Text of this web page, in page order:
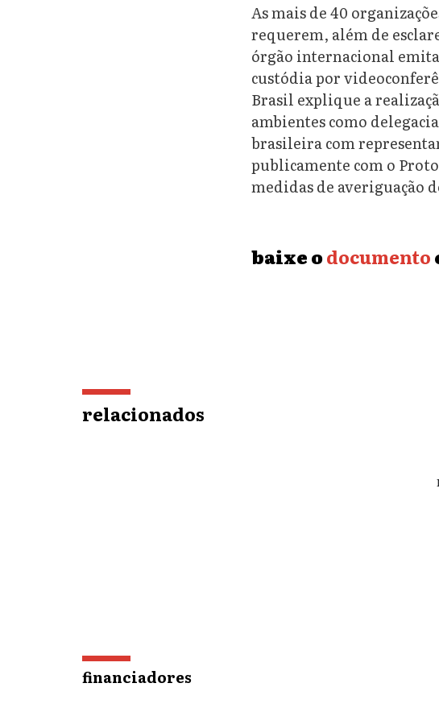
As mais de 40
requerem, além de
órgão internacional emita
custódia por
Brasil explique a
ambientes como
brasileira com
publicamente com o
medidas de averiguação
baixe odocumento
relacionados
financiadores